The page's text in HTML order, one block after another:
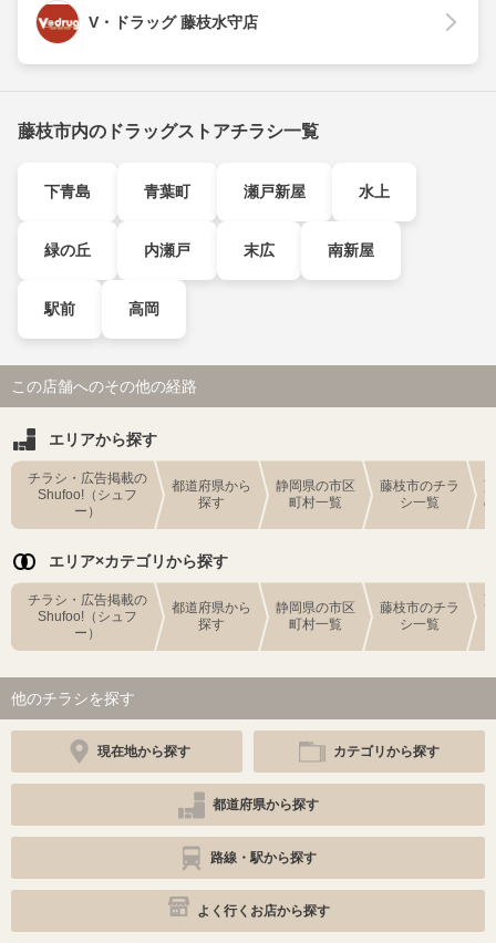
V・ドラッグ 藤枝水守店
藤枝市内のドラッグストアチラシ一覧
下青島 青葉町 瀬戸新屋 水上
緑の丘 内瀬戸 末広 南新屋
駅前 高岡
この店舗へのその他の経路
エリアから探す
チラシ・広告掲載の
Shufoo!（シュフ
ー）
都道府県から
探す
静岡県の市区
町村一覧
藤枝市のチラ
シ一覧
エリア×カテゴリから探す
チラシ・広告掲載の
Shufoo!（シュフ
ー）
都道府県から
探す
静岡県の市区
町村一覧
藤枝市のチラ
シ一覧
他のチラシを探す
現在地から探す カテゴリから探す
都道府県から探す
路線・駅から探す
よく行くお店から探す